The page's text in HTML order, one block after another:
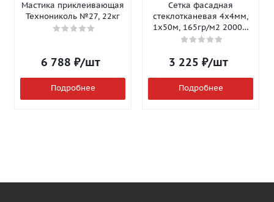
Мастика приклеивающая
Технониколь №27, 22кг
6 788 ₽/шт
Подробнее
Сетка фасадная
стеклотканевая 4х4мм,
1х50м, 165гр/м2 2000Н
Isomax-165
3 225 ₽/шт
Подробнее